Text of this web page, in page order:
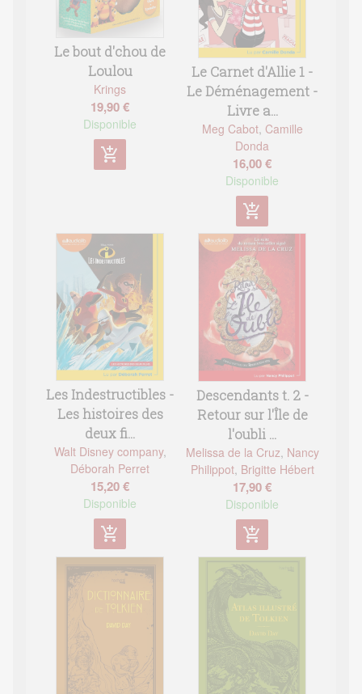
Le bout d'chou de
Loulou
Krings
19,90 €
Disponible
add_shopping_cart
Le Carnet d'Allie 1 -
Le Déménagement -
Livre a...
Meg Cabot, Camille
Donda
16,00 €
Disponible
add_shopping_cart
Les Indestructibles -
Les histoires des
deux fi...
Walt Disney company,
Déborah Perret
15,20 €
Disponible
add_shopping_cart
Descendants t. 2 -
Retour sur l'Île de
l'oubli ...
Melissa de la Cruz, Nancy
Philippot, Brigitte Hébert
17,90 €
Disponible
add_shopping_cart